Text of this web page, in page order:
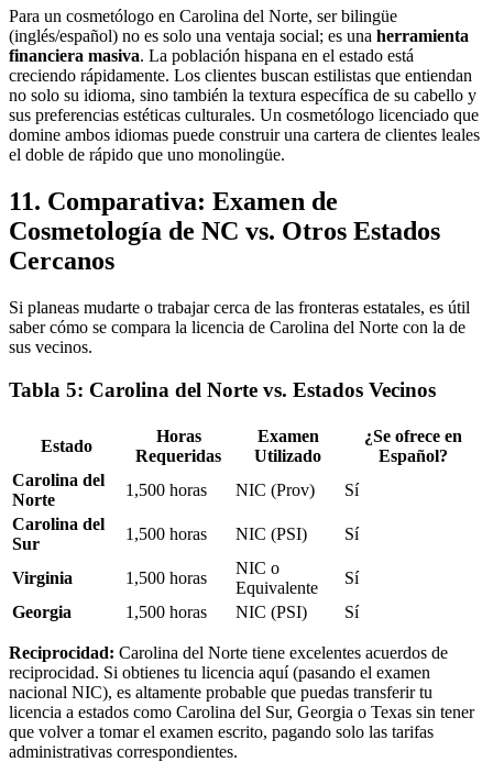
Para un cosmetólogo en Carolina del Norte, ser bilingüe
(inglés/español) no es solo una ventaja social; es una herramienta
financiera masiva. La población hispana en el estado está
creciendo rápidamente. Los clientes buscan estilistas que entiendan
no solo su idioma, sino también la textura específica de su cabello y
sus preferencias estéticas culturales. Un cosmetólogo licenciado que
domine ambos idiomas puede construir una cartera de clientes leales
el doble de rápido que uno monolingüe.
11. Comparativa: Examen de
Cosmetología de NC vs. Otros Estados
Cercanos
Si planeas mudarte o trabajar cerca de las fronteras estatales, es útil
saber cómo se compara la licencia de Carolina del Norte con la de
sus vecinos.
Tabla 5: Carolina del Norte vs. Estados Vecinos
Estado
Horas
Requeridas
Examen
Utilizado
¿Se ofrece en
Español?
Carolina del
Norte
1,500 horas NIC (Prov)
Sí
Carolina del
Sur
1,500 horas NIC (PSI) Sí
Virginia 1,500 horas
NIC o
Equivalente
Sí
Georgia
1,500 horas NIC (PSI) Sí
Reciprocidad: Carolina del Norte tiene excelentes acuerdos de
reciprocidad. Si obtienes tu licencia aquí (pasando el examen
nacional NIC), es altamente probable que puedas transferir tu
licencia a estados como Carolina del Sur, Georgia o Texas sin tener
que volver a tomar el examen escrito, pagando solo las tarifas
administrativas correspondientes.